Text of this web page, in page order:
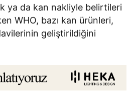
ya da kan nakliyle belirtileri
WHO, bazı kan ürünleri,
geliştirildiğini